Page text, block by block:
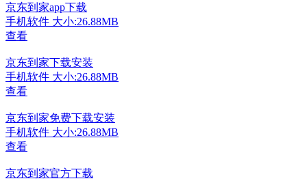
京东到家app下载
手机软件 大小:26.88MB
查看
京东到家下载安装
手机软件 大小:26.88MB
查看
京东到家免费下载安装
手机软件 大小:26.88MB
查看
京东到家官方下载